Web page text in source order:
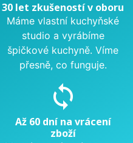
30 let zkušeností v oboru
Máme vlastní kuchyňské
studio a vyrábíme
špičkové kuchyně. Víme
přesně, co funguje.
sync
Až 60 dní na vrácení
zboží